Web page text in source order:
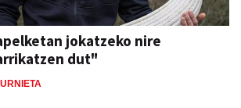
jokatzeko nire
dut"
URNIETA